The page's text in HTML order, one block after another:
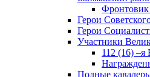
Фронтовик
Герои
Герои
Участники
112 (16) –я
Полные